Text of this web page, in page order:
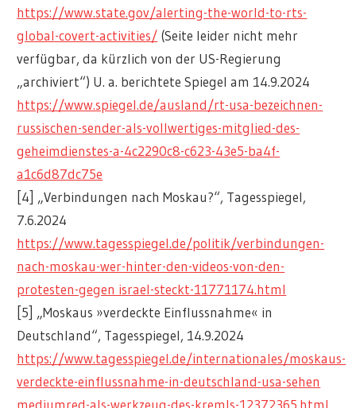
https://www.state.gov/alerting-the-world-to-rts-
global-covert-activities/ (Seite leider nicht mehr
verfügbar, da kürzlich von der US-Regierung
„archiviert“) U. a. berichtete Spiegel am 14.9.2024
https://www.spiegel.de/ausland/rt-usa-bezeichnen-
russischen-sender-als-vollwertiges-mitglied-des-
geheimdienstes-a-4c2290c8-c623-43e5-ba4f-
a1c6d87dc75e
[4] „Verbindungen nach Moskau?“, Tagesspiegel,
7.6.2024
https://www.tagesspiegel.de/politik/verbindungen-
nach-moskau-wer-hinter-den-videos-von-den-
protesten-gegen israel-steckt-11771174.html
[5] „Moskaus »verdeckte Einflussnahme« in
Deutschland“, Tagesspiegel, 14.9.2024
https://www.tagesspiegel.de/internationales/moskaus-
verdeckte-einflussnahme-in-deutschland-usa-sehen
mediumred-als-werkzeug-des-kremls-12372365.html